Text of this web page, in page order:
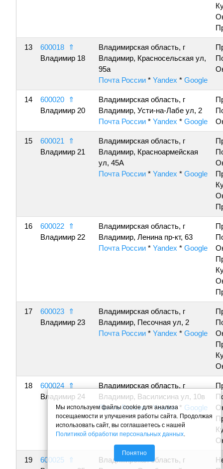
13 600018
⇑
Владимир 18
Владимирская область, г
Владимир, Красносельская ул,
95а
Почта России * Yandex * Google
14 600020
⇑
Владимир 20
Владимирская область, г
Владимир, Усти-на-Лабе ул, 2
Почта России * Yandex * Google
15 600021
⇑
Владимир 21
Владимирская область, г
Владимир, Красноармейская
ул, 45А
Почта России * Yandex * Google
16 600022
⇑
Владимир 22
Владимирская область, г
Владимир, Ленина пр-кт, 63
Почта России * Yandex * Google
17 600023
⇑
Владимир 23
Владимирская область, г
Владимир, Песочная ул, 2
Почта России * Yandex * Google
18 600024
⇑
Владимир 24
Владимирская область, г
Владимир, Василисина ул, 10в
Почта России*Yandex* Google
19 600025
⇑
Владимирская область, г
Мы используем файлы cookie для анализа
посещаемости и улучшения работы сайта. Продолжая
использовать сайт, вы соглашаетесь с нашей
Политикой обработки персональных данных.
Понятно